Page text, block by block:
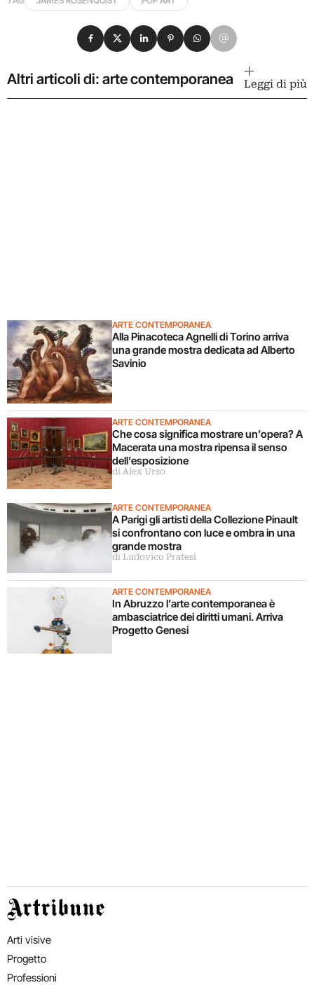
Condividi su Facebook
Condividi su X
Condividi su LinkedIn
Condividi su Pinterest
Condividi su WhatsApp
Condividi su Email
Altri articoli di: arte contemporanea Leggi di più
ARTE CONTEMPORANEA
Alla Pinacoteca Agnelli di Torino arriva
una grande mostra dedicata ad Alberto
Savinio
ARTE CONTEMPORANEA
Che cosa significa mostrare un’opera? A
Macerata una mostra ripensa il senso
dell’esposizione
di Alex Urso
ARTE CONTEMPORANEA
A Parigi gli artisti della Collezione Pinault
si confrontano con luce e ombra in una
grande mostra
di Ludovico Pratesi
ARTE CONTEMPORANEA
In Abruzzo l’arte contemporanea è
ambasciatrice dei diritti umani. Arriva
Progetto Genesi
Artribune
Arti visive
Progetto
Professioni